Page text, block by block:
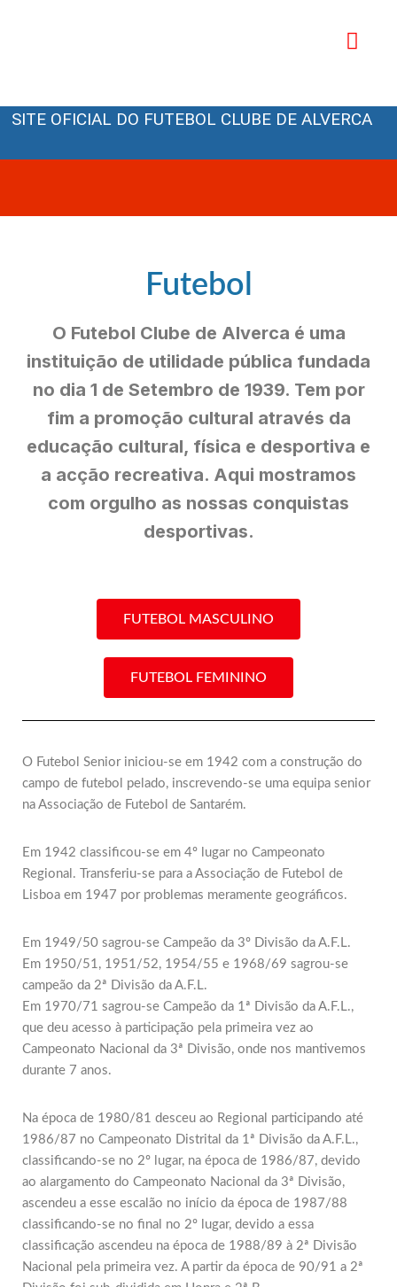
conteúdo
SITE OFICIAL DO FUTEBOL CLUBE DE ALVERCA
Futebol
O Futebol Clube de Alverca é uma
instituição de utilidade pública fundada
no dia 1 de Setembro de 1939. Tem por
fim a promoção cultural através da
educação cultural, física e desportiva e
a acção recreativa. Aqui mostramos
com orgulho as nossas conquistas
desportivas.
FUTEBOL MASCULINO
FUTEBOL FEMININO
O Futebol Senior iniciou-se em 1942 com a construção do
campo de futebol pelado, inscrevendo-se uma equipa senior
na Associação de Futebol de Santarém.
Em 1942 classificou-se em 4º lugar no Campeonato
Regional. Transferiu-se para a Associação de Futebol de
Lisboa em 1947 por problemas meramente geográficos.
Em 1949/50 sagrou-se Campeão da 3º Divisão da A.F.L.
Em 1950/51, 1951/52, 1954/55 e 1968/69 sagrou-se
campeão da 2ª Divisão da A.F.L.
Em 1970/71 sagrou-se Campeão da 1ª Divisão da A.F.L.,
que deu acesso à participação pela primeira vez ao
Campeonato Nacional da 3ª Divisão, onde nos mantivemos
durante 7 anos.
Na época de 1980/81 desceu ao Regional participando até
1986/87 no Campeonato Distrital da 1ª Divisão da A.F.L.,
classificando-se no 2º lugar, na época de 1986/87, devido
ao alargamento do Campeonato Nacional da 3ª Divisão,
ascendeu a esse escalão no início da época de 1987/88
classificando-se no final no 2º lugar, devido a essa
classificação ascendeu na época de 1988/89 à 2ª Divisão
Nacional pela primeira vez. A partir da época de 90/91 a 2ª